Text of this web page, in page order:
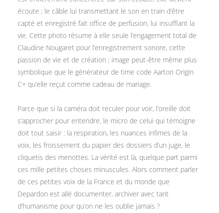
écoute ; le câble lui transmettant le son en train d’être
capté et enregistré fait office de perfusion, lui insufflant la
vie. Cette photo résume à elle seule l’engagement total de
Claudine Nougaret pour l’enregistrement sonore, cette
passion de vie et de création ; image peut-être même plus
symbolique que le générateur de time code Aarton Origin
C+ qu’elle reçut comme cadeau de mariage.
Parce que si la caméra doit reculer pour voir, l’oreille doit
s’approcher pour entendre, le micro de celui qui témoigne
doit tout saisir : la respiration, les nuances infimes de la
voix, les froissement du papier des dossiers d’un juge, le
cliquetis des menottes. La vérité est là, quelque part parmi
ces mille petites choses minuscules. Alors comment parler
de ces petites voix de la France et du monde que
Depardon est allé documenter, archiver avec tant
d’humanisme pour qu’on ne les oublie jamais ?